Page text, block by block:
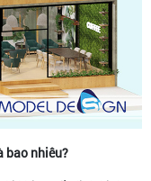
bao nhiêu?